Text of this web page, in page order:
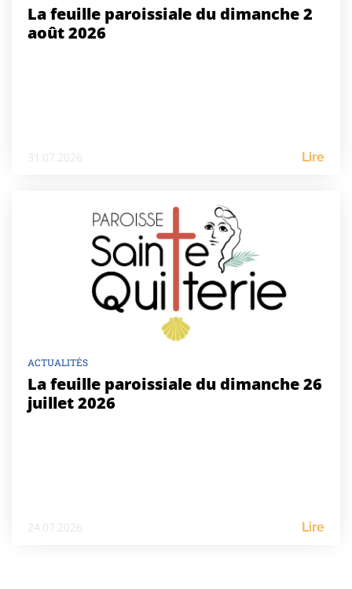
La feuille paroissiale du dimanche 2
août 2026
31.07.2026 Lire
ACTUALITÉS
La feuille paroissiale du dimanche 26
juillet 2026
24.07.2026 Lire